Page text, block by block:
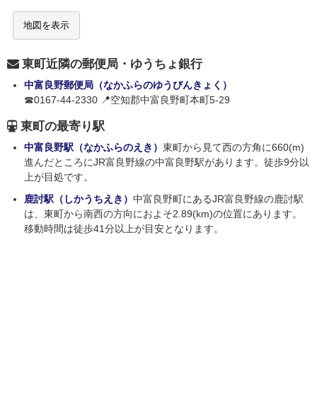
地図を表示
東町近隣の郵便局・ゆうちょ銀行
中富良野郵便局（なかふらのゆうびんきょく）
☎0167-44-2330 📍空知郡中富良野町本町5-29
東町の最寄り駅
中富良野駅（なかふらのえき） 東町から見て西の方角に660(m)
進んだところにJR富良野線の中富良野駅があります。徒歩9分以
上が目処です。
鹿討駅（しかうちえき） 中富良野町にあるJR富良野線の鹿討駅
は、東町から南西の方向におよそ2.89(km)の位置にあります。
移動時間は徒歩41分以上が目安となります。